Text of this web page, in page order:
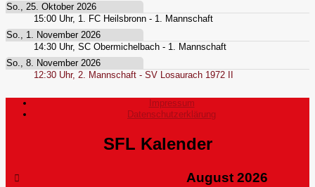
So., 25. Oktober 2026
15:00 Uhr, 1. FC Heilsbronn - 1. Mannschaft
So., 1. November 2026
14:30 Uhr, SC Obermichelbach - 1. Mannschaft
So., 8. November 2026
12:30 Uhr, 2. Mannschaft - SV Losaurach 1972 II
Impressum
Datenschutzerklärung
SFL Kalender
August 2026